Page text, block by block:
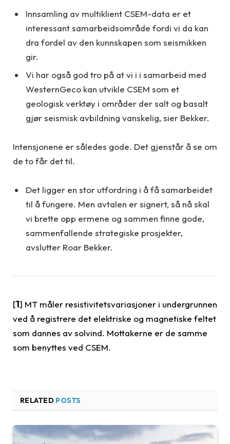
Innsamling av multiklient CSEM-data er et
interessant samarbeidsområde fordi vi da kan
dra fordel av den kunnskapen som seismikken
gir.
Vi har også god tro på at vi i i samarbeid med
WesternGeco kan utvikle CSEM som et
geologisk verktøy i områder der salt og basalt
gjør seismisk avbildning vanskelig, sier Bekker.
Intensjonene er således gode. Det gjenstår å se om
de to får det til.
Det ligger en stor utfordring i å få samarbeidet
til å fungere. Men avtalen er signert, så nå skal
vi brette opp ermene og sammen finne gode,
sammenfallende strategiske prosjekter,
avslutter Roar Bekker.
[1] MT måler resistivitetsvariasjoner i undergrunnen
ved å registrere det elektriske og magnetiske feltet
som dannes av solvind. Mottakerne er de samme
som benyttes ved CSEM.
RELATED POSTS